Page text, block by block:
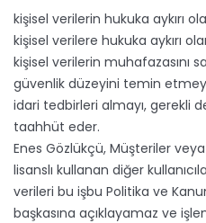
kişisel verilerin hukuka aykırı
kişisel verilere hukuka aykırı
kişisel verilerin muhafazasını
güvenlik düzeyini temin
idari tedbirleri almayı, gerekli
taahhüt eder.
Enes Gözlükçü, Müşteriler
lisanslı kullanan diğer
verileri bu işbu Politika ve
başkasına açıklayamaz ve